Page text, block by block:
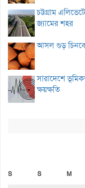
চট্টগ্রাম
জ্যামের শহর
আসল গুড়
সারাদেশে
ক্ষয়ক্ষতি
S S M